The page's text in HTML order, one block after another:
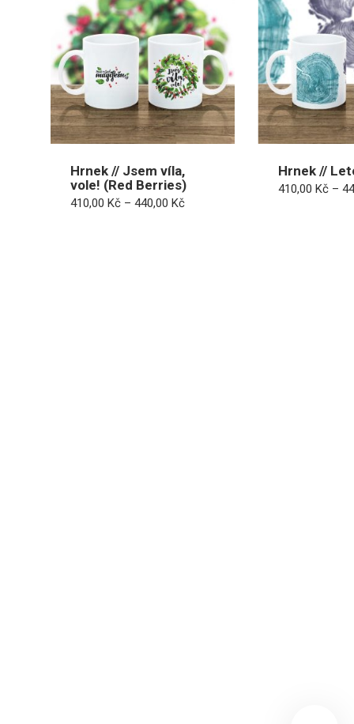
Hrnek // Jsem víla,
vole! (Red Berries)
410,00 Kč – 440,00 KčRozpětí
Hrnek //
410,00 Kč –